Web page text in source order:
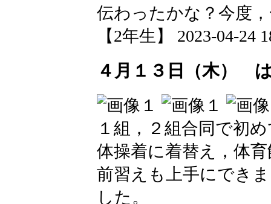
伝わったかな？今度
【2年生】 2023-04-24
４月１３日（木）
１組，２組合同で初
体操着に着替え，体
前習えも上手にでき
した。